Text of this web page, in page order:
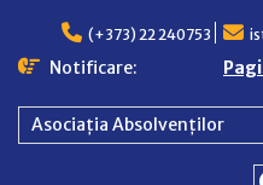
content
(+373) 22 240753
Notificare:
Asociația Absolvenților